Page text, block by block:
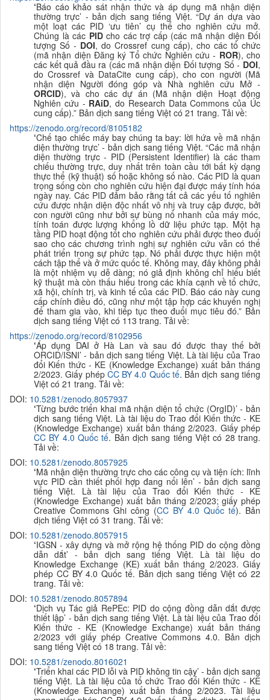
‘Báo cáo khảo sát nhận thức và áp dụng mã nhận diện
thường trực’ - bản dịch sang tiếng Việt. “Dự án dựa vào
một loạt các PID ‘ưu tiên’ cụ thể cho nghiên cứu mở.
Chúng là các PIDcho các trợ cấp (các mã nhận diện Đối
tượng Số - DOI, do Crossref cung cấp), cho các tổ chức
(mã nhận diện Đăng ký Tổ chức Nghiên cứu - ROR), cho
các kết quả đầu ra (các mã nhận diện Đối tượng Số - DOI,
do Crossref và DataCite cung cấp), cho con người (Mã
nhận diện Người đóng góp và Nhà nghiên cứu Mở -
ORCID), và cho các dự án (Mã nhận diện Hoạt động
Nghiên cứu - RAiD, do Research Data Commons của Úc
cung cấp).” Bản dịch sang tiếng Việt có 21 trang. Tải về:
https://zenodo.org/record/8105182
‘Chế tạo chiếc máy bay chúng ta bay: lời hứa về mã nhận
diện thường trực’ - bản dịch sang tiếng Việt. “Các mã nhận
diện thường trực - PID (Persistent Identifier) là các tham
chiếu thường trực, duy nhất trên toàn cầu tới bất kỳ dạng
thực thể (kỹ thuật) số hoặc không số nào. Các PID là quan
trọng sống còn cho nghiên cứu hiện đại được máy tính hóa
ngày nay. Các PID đảm bảo rằng tất cả các yếu tố nghiên
cứu được nhận diện độc nhất vô nhị và truy cập được, bởi
con người cũng như bởi sự bùng nổ nhanh của máy móc,
tính toán được lượng khổng lồ dữ liệu phức tạp. Một hạ
tầng PID hoạt động tốt cho nghiên cứu phải được theo đuổi
sao cho các chương trình nghị sự nghiên cứu vẫn có thể
phát triển trong sự phức tạp. Nó phải được thực hiện một
cách tập thể và ở mức quốc tế. Không may, đây không phải
là một nhiệm vụ dễ dàng; nó giả định không chỉ hiểu biết
kỹ thuật mà còn thấu hiểu trong các khía cạnh về tổ chức,
xã hội, chính trị, và kinh tế của các PID. Báo cáo này cung
cấp chính điều đó, cũng như một tập hợp các khuyến nghị
để tham gia vào, khi tiếp tục theo đuổi mục tiêu đó.” Bản
dịch sang tiếng Việt có 113 trang. Tải về:
https://zenodo.org/record/8102956
‘Áp dụng DAI ở Hà Lan và sau đó được thay thế bởi
ORCID/ISNI’ - bản dịch sang tiếng Việt. Là tài liệu của Trao
đổi Kiến thức - KE (Knowledge Exchange) xuất bản tháng
2/2023. Giấy phép CC BY 4.0 Quốc tế. Bản dịch sang tiếng
Việt có 21 trang. Tải về:
DOI: 10.5281/zenodo.8057937
‘Từng bước triển khai mã nhận diện tổ chức (OrgID)’ - bản
dịch sang tiếng Việt. Là tài liệu do Trao đổi Kiến thức - KE
(Knowledge Exchange) xuất bản tháng 2/2023. Giấy phép
CC BY 4.0 Quốc tế. Bản dịch sang tiếng Việt có 28 trang.
Tải về:
DOI: 10.5281/zenodo.8057925
‘Mã nhận diện thường trực cho các công cụ và tiện ích: lĩnh
vực PID cần thiết phối hợp đang nổi lên’ - bản dịch sang
tiếng Việt. Là tài liệu của Trao đổi Kiến thức - KE
(Knowledge Exchange) xuất bản tháng 2/2023; giấy phép
Creative Commons Ghi công (CC BY 4.0 Quốc tế). Bản
dịch tiếng Việt có 31 trang. Tải về:
DOI: 10.5281/zenodo.8057915
‘IGSN - xây dựng và mở rộng hệ thống PID do cộng đồng
dẫn dắt’ - bản dịch sang tiếng Việt. Là tài liệu do
Knowledge Exchange (KE) xuất bản tháng 2/2023. Giấy
phép CC BY 4.0 Quốc tế. Bản dịch sang tiếng Việt có 22
trang. Tải về:
DOI: 10.5281/zenodo.8057894
‘Dịch vụ Tác giả RePEc: PID do cộng đồng dẫn dắt được
thiết lập’ - bản dịch sang tiếng Việt. Là tài liệu của Trao đổi
Kiến thức - KE (Knowledge Exchange) xuất bản tháng
2/2023 với giấy phép Creative Commons 4.0. Bản dịch
sang tiếng Việt có 18 trang. Tải về:
DOI: 10.5281/zenodo.8016021
‘Triển khai các PID lỗi và PID không tin cậy’ - bản dịch sang
tiếng Việt. Là tài liệu của tổ chức Trao đổi Kiến thức - KE
(Knowledge Exchange) xuất bản tháng 2/2023. Tài liệu